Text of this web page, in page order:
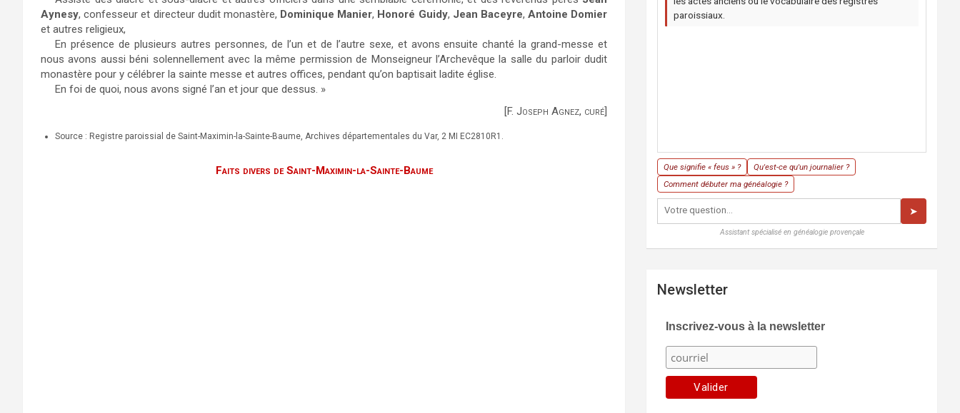
Aynesy, confesseur et directeur dudit monastère, Dominique Manier, Honoré Guidy, Jean Baceyre,Antoine Domier
et autres religieux,
En présence de plusieurs autres personnes, de l’un et de l’autre sexe, et avons ensuite chanté la grand-messe et
nous avons aussi béni solennellement avec la même permission de Monseigneur l’Archevêque la salle du parloir dudit
monastère pour y célébrer la sainte messe et autres offices, pendant qu’on baptisait ladite église.
En foi de quoi, nous avons signé l’an et jour que dessus. »
[F. Joseph Agnez, curé]
Source : Registre paroissial de Saint-Maximin-la-Sainte-Baume, Archives départementales du Var, 2 MI EC2810R1.
Faits divers de Saint-Maximin-la-Sainte-Baume
paroissiaux.
Que signifie « feus » ?
Qu'est-ce qu'un journalier ?
Comment débuter ma généalogie ?
➤
Assistant spécialisé en généalogie provençale
Newsletter
Inscrivez-vous à la newsletter